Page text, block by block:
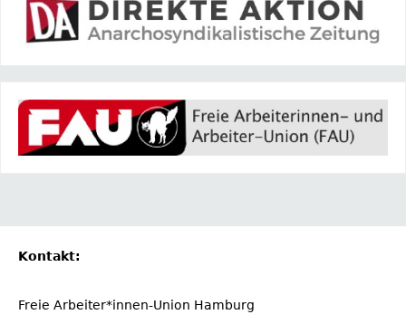
Kontakt:
Freie Arbeiter*innen-Union Hamburg